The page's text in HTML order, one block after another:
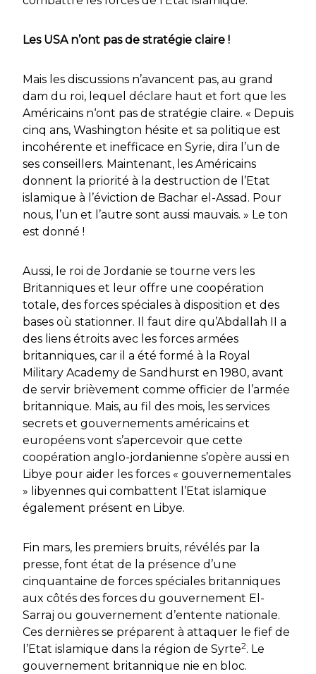
Les USA n’ont pas de stratégie claire !
Mais les discussions n’avancent pas, au grand
dam du roi, lequel déclare haut et fort que les
Américains n‘ont pas de stratégie claire. « Depuis
cinq ans, Washington hésite et sa politique est
incohérente et inefficace en Syrie, dira l’un de
ses conseillers. Maintenant, les Américains
donnent la priorité à la destruction de l’Etat
islamique à l’éviction de Bachar el-Assad. Pour
nous, l’un et l’autre sont aussi mauvais. » Le ton
est donné !
Aussi, le roi de Jordanie se tourne vers les
Britanniques et leur offre une coopération
totale, des forces spéciales à disposition et des
bases où stationner. Il faut dire qu’Abdallah II a
des liens étroits avec les forces armées
britanniques, car il a été formé à la Royal
Military Academy de Sandhurst en 1980, avant
de servir brièvement comme officier de l’armée
britannique. Mais, au fil des mois, les services
secrets et gouvernements américains et
européens vont s’apercevoir que cette
coopération anglo-jordanienne s’opère aussi en
Libye pour aider les forces « gouvernementales
» libyennes qui combattent l’Etat islamique
également présent en Libye.
Fin mars, les premiers bruits, révélés par la
presse, font état de la présence d’une
cinquantaine de forces spéciales britanniques
aux côtés des forces du gouvernement El-
Sarraj ou gouvernement d’entente nationale.
Ces dernières se préparent à attaquer le fief de
l’Etat islamique dans la région de Syrte2. Le
gouvernement britannique nie en bloc.